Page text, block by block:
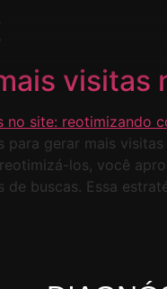
para gerar mais
los, você
de buscas. Essa